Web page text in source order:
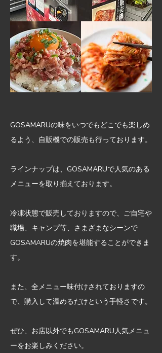
GOSAMARUの味をいつでもどこでも楽しめ
るよう、自販機での販売も行っております。
ラインナップは、GOSAMARUで人気のある
メニューを取り揃えております。
冷凍状態で販売しておりますので、ご自宅や
職場、キャンプ等、さまざまなシーンで
GOSAMARUの焼肉を堪能することができま
す。
また、全メニュー味付けされておりますの
で、購入して温めるだけという手軽さです。
ぜひ、お店以外でもGOSAMARU人気メニュ
ーをお楽しみください。